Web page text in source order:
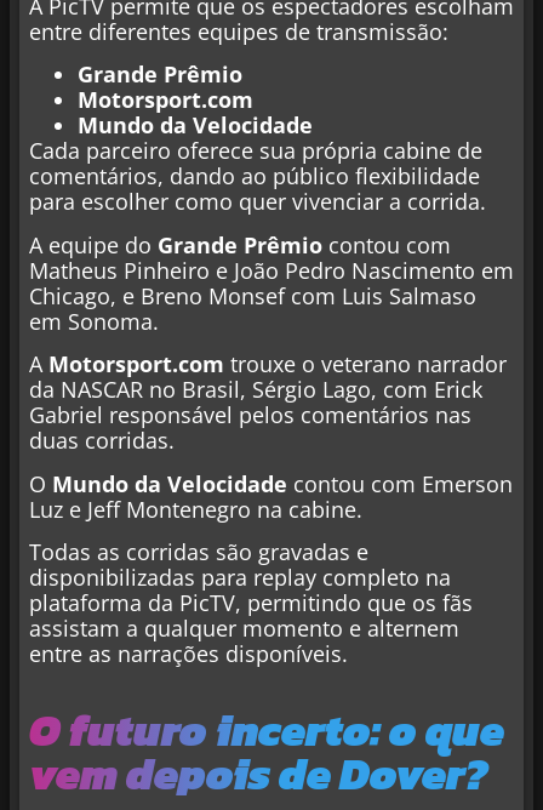
A PicTV permite que os espectadores escolham
entre diferentes equipes de transmissão:
Grande Prêmio
Motorsport.com
Mundo da Velocidade
Cada parceiro oferece sua própria cabine de
comentários, dando ao público flexibilidade
para escolher como quer vivenciar a corrida.
A equipe do Grande Prêmio contou com
Matheus Pinheiro e João Pedro Nascimento em
Chicago, e Breno Monsef com Luis Salmaso
em Sonoma.
A Motorsport.com trouxe o veterano narrador
da NASCAR no Brasil, Sérgio Lago, com Erick
Gabriel responsável pelos comentários nas
duas corridas.
O Mundo da Velocidade contou com Emerson
Luz e Jeff Montenegro na cabine.
Todas as corridas são gravadas e
disponibilizadas para replay completo na
plataforma da PicTV, permitindo que os fãs
assistam a qualquer momento e alternem
entre as narrações disponíveis.
O futuro incerto: o que
vem depois de Dover?